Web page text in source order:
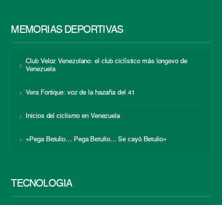
MEMORIAS DEPORTIVAS
Club Veloz Venezolano: el club ciclístico más longevo de
Venezuela
Vera Fortique: voz de la hazaña del 41
Inicios del ciclismo en Venezuela
«Pega Betulio… Pega Betulio… Se cayó Betulio»
TECNOLOGÍA